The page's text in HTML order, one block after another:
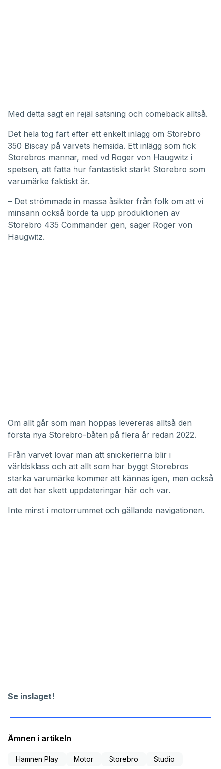
Med detta sagt en rejäl satsning och comeback alltså.
Det hela tog fart efter ett enkelt inlägg om Storebro
350 Biscay på varvets hemsida. Ett inlägg som fick
Storebros mannar, med vd Roger von Haugwitz i
spetsen, att fatta hur fantastiskt starkt Storebro som
varumärke faktiskt är.
– Det strömmade in massa åsikter från folk om att vi
minsann också borde ta upp produktionen av
Storebro 435 Commander igen, säger Roger von
Haugwitz.
Om allt går som man hoppas levereras alltså den
första nya Storebro-båten på flera år redan 2022.
Från varvet lovar man att snickerierna blir i
världsklass och att allt som har byggt Storebros
starka varumärke kommer att kännas igen, men också
att det har skett uppdateringar här och var.
Inte minst i motorrummet och gällande navigationen.
Se inslaget!
Ämnen i artikeln
Hamnen Play Motor Storebro Studio